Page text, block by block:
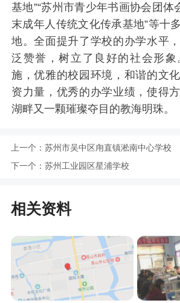
基地”“苏州市青少年书画协会团体
末成年人传统文化传承基地”等十
地。全面提升了学校的办学水平
泛赞誉，树立了良好的社会形
施，优雅的校园环境，和谐的文
资力量，优秀的办学业绩，使得
湖畔又一颗璀璨夺目的教海明珠。
上一个： 苏州市吴中区甪直镇淞南中心学校
下一个： 苏州工业园区星浦学校
相关资料